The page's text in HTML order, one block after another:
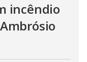
incêndio